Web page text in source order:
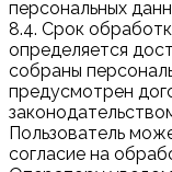
персональных
8.4. Срок
определяется
собраны
предусмотрен
Пользователь
согласие на